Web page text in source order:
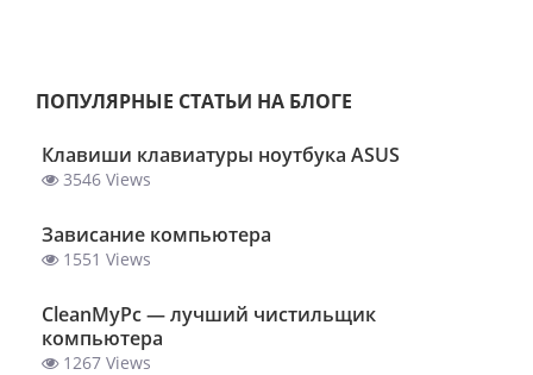
ПОПУЛЯРНЫЕ СТАТЬИ НА БЛОГЕ
Клавиши клавиатуры ноутбука ASUS
3546 Views
Зависание компьютера
1551 Views
ClеanMyPc — лучший чистильщик
компьютера
1267 Views